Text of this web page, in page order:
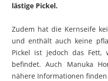
lästige Pickel.
Zudem hat die Kernseife
und enthält auch keine
Pickel ist jedoch das Fett,
befindet. Auch Manuka
nähere Informationen